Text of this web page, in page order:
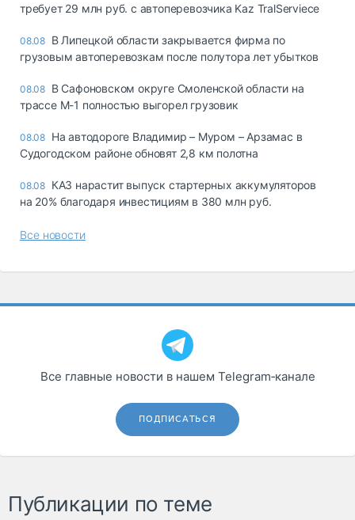
требует 29 млн руб. с автоперевозчика Kaz TralServiece
08.08 В Липецкой области закрывается фирма по
грузовым автоперевозкам после полутора лет убытков
08.08 В Сафоновском округе Смоленской области на
трассе М-1 полностью выгорел грузовик
08.08 На автодороге Владимир – Муром – Арзамас в
Судогодском районе обновят 2,8 км полотна
08.08 КАЗ нарастит выпуск стартерных аккумуляторов
на 20% благодаря инвестициям в 380 млн руб.
Все новости
Все главные новости в нашем Telegram‑канале
ПОДПИСАТЬСЯ
Публикации по теме